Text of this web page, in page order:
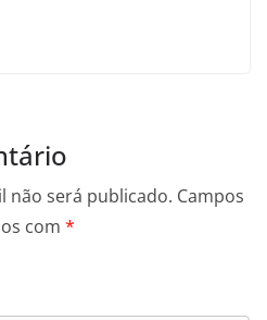
não será publicado. Campos
com *